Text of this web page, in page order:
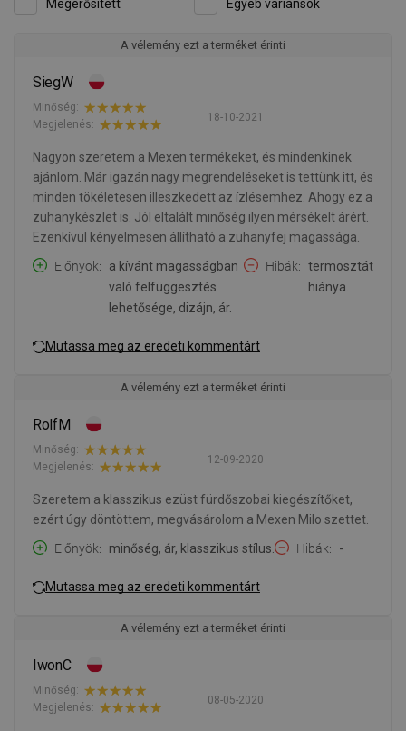
Megerősített Egyéb variánsok
A vélemény ezt a terméket érinti
SiegW
18-10-2021
Minőség:
Megjelenés:
Nagyon szeretem a Mexen termékeket, és mindenkinek
ajánlom. Már igazán nagy megrendeléseket is tettünk itt, és
minden tökéletesen illeszkedett az ízlésemhez. Ahogy ez a
zuhanykészlet is. Jól eltalált minőség ilyen mérsékelt árért.
Ezenkívül kényelmesen állítható a zuhanyfej magassága.
Előnyök
a kívánt magasságban
való felfüggesztés
lehetősége, dizájn, ár.
Hibák
termosztát
hiánya.
Mutassa meg az eredeti kommentárt
A vélemény ezt a terméket érinti
RolfM
12-09-2020
Minőség:
Megjelenés:
Szeretem a klasszikus ezüst fürdőszobai kiegészítőket,
ezért úgy döntöttem, megvásárolom a Mexen Milo szettet.
Előnyök
minőség, ár, klasszikus stílus. Hibák -
Mutassa meg az eredeti kommentárt
A vélemény ezt a terméket érinti
IwonC
08-05-2020
Minőség:
Megjelenés: